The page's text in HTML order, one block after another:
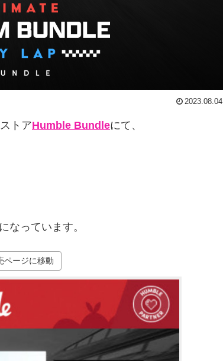
2023.08.04
トアHumble Bundleにて、
なっています。
ページに移動